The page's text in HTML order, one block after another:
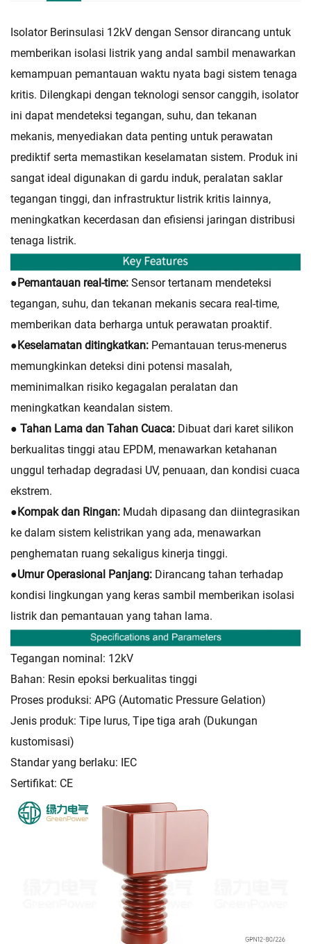
Isolator Berinsulasi 12kV dengan Sensor dirancang untuk
memberikan isolasi listrik yang andal sambil menawarkan
kemampuan pemantauan waktu nyata bagi sistem tenaga
kritis. Dilengkapi dengan teknologi sensor canggih, isolator
ini dapat mendeteksi tegangan, suhu, dan tekanan
mekanis, menyediakan data penting untuk perawatan
prediktif serta memastikan keselamatan sistem. Produk ini
sangat ideal digunakan di gardu induk, peralatan saklar
tegangan tinggi, dan infrastruktur listrik kritis lainnya,
meningkatkan kecerdasan dan efisiensi jaringan distribusi
tenaga listrik.
●Pemantauan real-time: Sensor tertanam mendeteksi
tegangan, suhu, dan tekanan mekanis secara real-time,
memberikan data berharga untuk perawatan proaktif.
●Keselamatan ditingkatkan: Pemantauan terus-menerus
memungkinkan deteksi dini potensi masalah,
meminimalkan risiko kegagalan peralatan dan
meningkatkan keandalan sistem.
● Tahan Lama dan Tahan Cuaca: Dibuat dari karet silikon
berkualitas tinggi atau EPDM, menawarkan ketahanan
unggul terhadap degradasi UV, penuaan, dan kondisi cuaca
ekstrem.
●Kompak dan Ringan: Mudah dipasang dan diintegrasikan
ke dalam sistem kelistrikan yang ada, menawarkan
penghematan ruang sekaligus kinerja tinggi.
●Umur Operasional Panjang: Dirancang tahan terhadap
kondisi lingkungan yang keras sambil memberikan isolasi
listrik dan pemantauan yang tahan lama.
Tegangan nominal: 12kV
Bahan: Resin epoksi berkualitas tinggi
Proses produksi: APG (Automatic Pressure Gelation)
Jenis produk: Tipe lurus, Tipe tiga arah (Dukungan
kustomisasi)
Standar yang berlaku: IEC
Sertifikat: CE